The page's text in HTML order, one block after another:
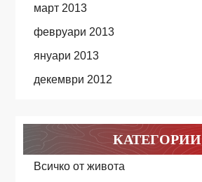
март 2013
февруари 2013
януари 2013
декември 2012
КАТЕГОРИИ
Всичко от живота